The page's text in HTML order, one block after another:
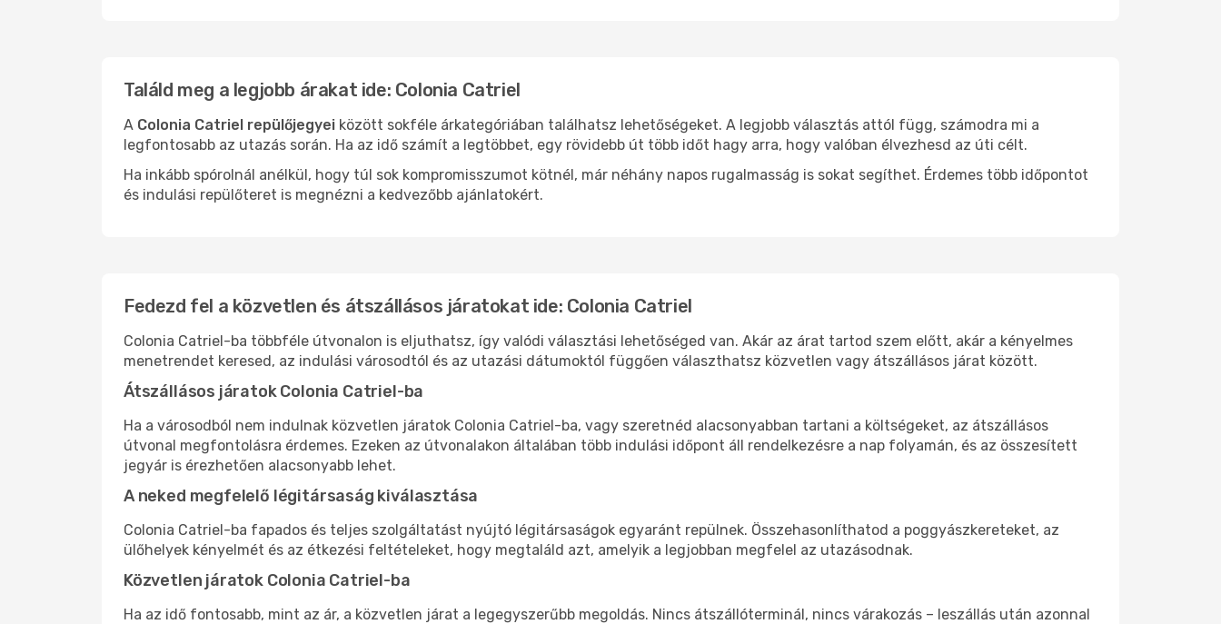
Találd meg a legjobb árakat ide: Colonia Catriel
A Colonia Catriel repülőjegyei között sokféle árkategóriában találhatsz lehetőségeket. A legjobb választás attól függ, számodra mi a
legfontosabb az utazás során. Ha az idő számít a legtöbbet, egy rövidebb út több időt hagy arra, hogy valóban élvezhesd az úti célt.
Ha inkább spórolnál anélkül, hogy túl sok kompromisszumot kötnél, már néhány napos rugalmasság is sokat segíthet. Érdemes több időpontot
és indulási repülőteret is megnézni a kedvezőbb ajánlatokért.
Fedezd fel a közvetlen és átszállásos járatokat ide: Colonia Catriel
Colonia Catriel-ba többféle útvonalon is eljuthatsz, így valódi választási lehetőséged van. Akár az árat tartod szem előtt, akár a kényelmes
menetrendet keresed, az indulási városodtól és az utazási dátumoktól függően választhatsz közvetlen vagy átszállásos járat között.
Átszállásos járatok Colonia Catriel-ba
Ha a városodból nem indulnak közvetlen járatok Colonia Catriel-ba, vagy szeretnéd alacsonyabban tartani a költségeket, az átszállásos
útvonal megfontolásra érdemes. Ezeken az útvonalakon általában több indulási időpont áll rendelkezésre a nap folyamán, és az összesített
jegyár is érezhetően alacsonyabb lehet.
A neked megfelelő légitársaság kiválasztása
Colonia Catriel-ba fapados és teljes szolgáltatást nyújtó légitársaságok egyaránt repülnek. Összehasonlíthatod a poggyászkereteket, az
ülőhelyek kényelmét és az étkezési feltételeket, hogy megtaláld azt, amelyik a legjobban megfelel az utazásodnak.
Közvetlen járatok Colonia Catriel-ba
Ha az idő fontosabb, mint az ár, a közvetlen járat a legegyszerűbb megoldás. Nincs átszállóterminál, nincs várakozás – leszállás után azonnal